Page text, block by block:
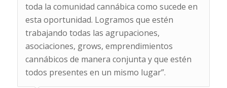
toda la comunidad cannábica como sucede en
esta oportunidad. Logramos que estén
trabajando todas las agrupaciones,
asociaciones, grows, emprendimientos
cannábicos de manera conjunta y que estén
todos presentes en un mismo lugar”.